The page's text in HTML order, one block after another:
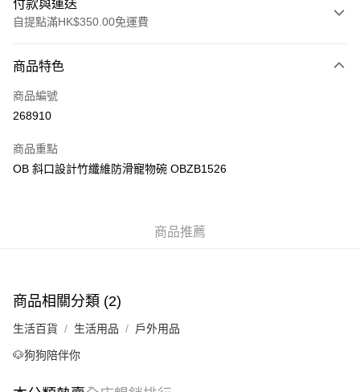
付款與運送
自提點滿HK$350.00免運費
信用卡
Apple Pay
PayMe
付款後順豐站及營業點
每筆HK$40.00，滿HK$350.00或以上免運費
付款後順豐合作便利店
每筆HK$40.00，滿HK$350.00或以上免運費
商品特色
商品編號
268910
商品重點
OB 斜口設計竹纖維防滑寵物碗 OBZB1526
商品推薦
商品相關分類 (2)
生活百貨 生活用品 戶外用品
🐶狗狗陪伴你